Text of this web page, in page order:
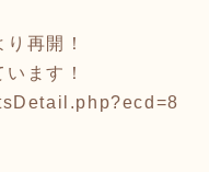
再開！
ます！